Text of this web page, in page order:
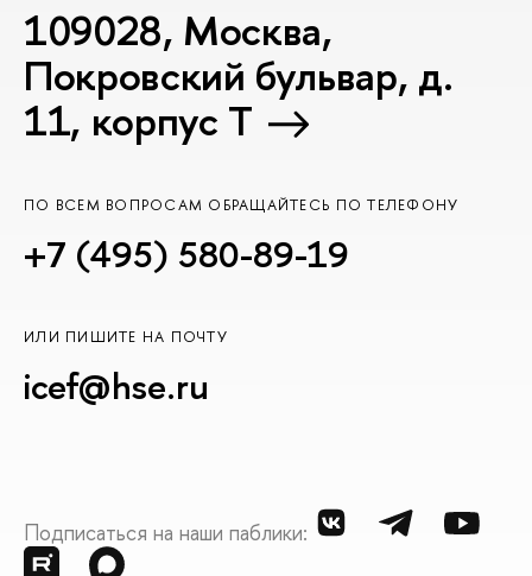
109028, Москва,
Покровский бульвар, д.
11, корпус T
ПО ВСЕМ ВОПРОСАМ ОБРАЩАЙТЕСЬ ПО ТЕЛЕФОНУ
+7 (495) 580-89-19
ИЛИ ПИШИТЕ НА ПОЧТУ
icef@hse.ru
Подписаться на наши паблики: